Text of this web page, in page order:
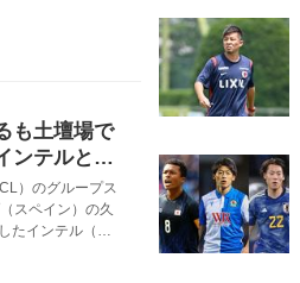
も土壇場で
ンテルとド
）のグループス
スペイン）の久
たインテル（イ
までリードを守